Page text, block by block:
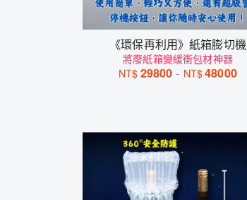
《環保再利用》紙箱膨切機
將廢紙箱變緩衝包材神器
NT$ 29800 - NT$48000